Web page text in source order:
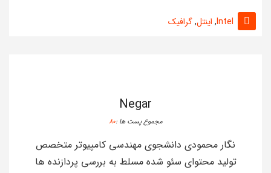
Intel
, اینتل,گرافیک
Negar
مجموع پست ها :80
نگار محمودی دانشجوی مهندسی کامپیوتر متخصص
تولید محتوای سئو شده مسلط به بررسی پردازنده ها